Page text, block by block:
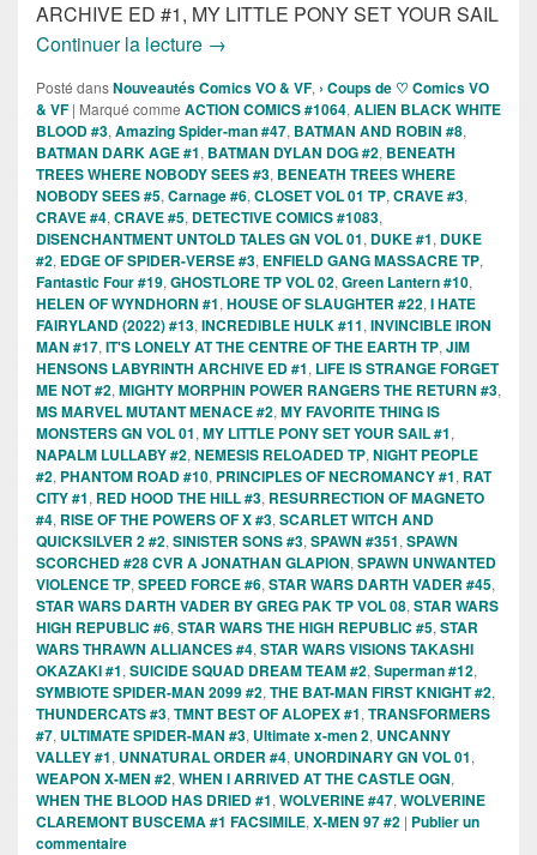
ARCHIVE ED #1, MY LITTLE PONY SET YOUR SAIL
Continuer la lecture Sorties des Comics VO de la semaine
→
Posté dansNouveautés Comics VO & VF, › Coups de ♡ Comics VO
& VF | Marqué comme ACTION COMICS #1064, ALIEN BLACK WHITE
BLOOD #3, Amazing Spider-man #47, BATMAN AND ROBIN #8,
BATMAN DARK AGE #1, BATMAN DYLAN DOG #2, BENEATH
TREES WHERE NOBODY SEES #3, BENEATH TREES WHERE
NOBODY SEES #5, Carnage #6, CLOSET VOL 01 TP, CRAVE #3,
CRAVE #4, CRAVE #5, DETECTIVE COMICS #1083,
DISENCHANTMENT UNTOLD TALES GN VOL 01, DUKE #1, DUKE
#2, EDGE OF SPIDER-VERSE #3, ENFIELD GANG MASSACRE TP,
Fantastic Four #19, GHOSTLORE TP VOL 02, Green Lantern #10,
HELEN OF WYNDHORN #1, HOUSE OF SLAUGHTER #22, I HATE
FAIRYLAND (2022) #13, INCREDIBLE HULK #11, INVINCIBLE IRON
MAN #17, IT'S LONELY AT THE CENTRE OF THE EARTH TP, JIM
HENSONS LABYRINTH ARCHIVE ED #1, LIFE IS STRANGE FORGET
ME NOT #2, MIGHTY MORPHIN POWER RANGERS THE RETURN #3,
MS MARVEL MUTANT MENACE #2, MY FAVORITE THING IS
MONSTERS GN VOL 01, MY LITTLE PONY SET YOUR SAIL #1,
NAPALM LULLABY #2, NEMESIS RELOADED TP, NIGHT PEOPLE
#2, PHANTOM ROAD #10, PRINCIPLES OF NECROMANCY #1, RAT
CITY #1, RED HOOD THE HILL #3, RESURRECTION OF MAGNETO
#4, RISE OF THE POWERS OF X #3, SCARLET WITCH AND
QUICKSILVER 2 #2, SINISTER SONS #3, SPAWN #351, SPAWN
SCORCHED #28 CVR A JONATHAN GLAPION, SPAWN UNWANTED
VIOLENCE TP, SPEED FORCE #6, STAR WARS DARTH VADER #45,
STAR WARS DARTH VADER BY GREG PAK TP VOL 08, STAR WARS
HIGH REPUBLIC #6, STAR WARS THE HIGH REPUBLIC #5, STAR
WARS THRAWN ALLIANCES #4, STAR WARS VISIONS TAKASHI
OKAZAKI #1, SUICIDE SQUAD DREAM TEAM #2, Superman #12,
SYMBIOTE SPIDER-MAN 2099 #2, THE BAT-MAN FIRST KNIGHT #2,
THUNDERCATS #3, TMNT BEST OF ALOPEX #1, TRANSFORMERS
#7, ULTIMATE SPIDER-MAN #3, Ultimate x-men 2, UNCANNY
VALLEY #1, UNNATURAL ORDER #4, UNORDINARY GN VOL 01,
WEAPON X-MEN #2, WHEN I ARRIVED AT THE CASTLE OGN,
WHEN THE BLOOD HAS DRIED #1, WOLVERINE #47, WOLVERINE
CLAREMONT BUSCEMA #1 FACSIMILE, X-MEN 97 #2 | Publier un
commentaire